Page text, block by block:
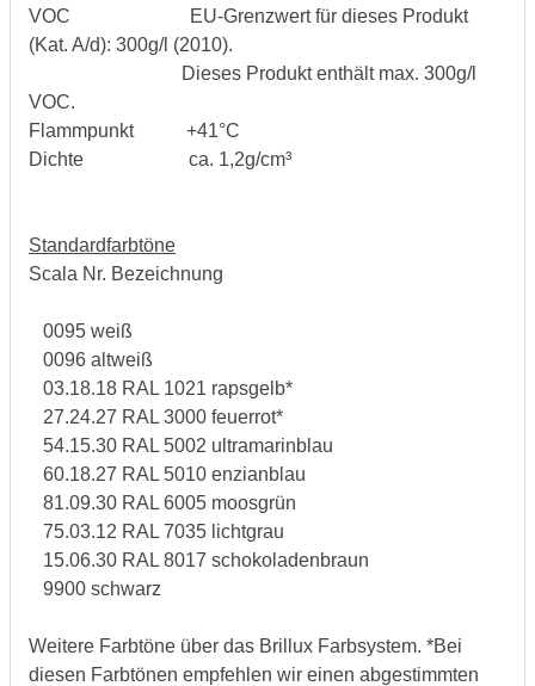
VOC EU-Grenzwert für dieses Produkt
(Kat. A/d): 300g/l (2010).
Dieses Produkt enthält max. 300g/l
VOC.
Flammpunkt +41°C
Dichte ca. 1,2g/cm³
Standardfarbtöne
Scala Nr. Bezeichnung
0095 weiß
0096 altweiß
03.18.18 RAL 1021 rapsgelb*
27.24.27 RAL 3000 feuerrot*
54.15.30 RAL 5002 ultramarinblau
60.18.27 RAL 5010 enzianblau
81.09.30 RAL 6005 moosgrün
75.03.12 RAL 7035 lichtgrau
15.06.30 RAL 8017 schokoladenbraun
9900 schwarz
Weitere Farbtöne über das Brillux Farbsystem. *Bei
diesen Farbtönen empfehlen wir einen abgestimmten